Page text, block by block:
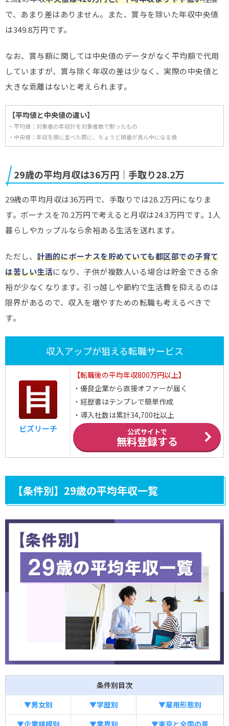
で、あまり差はありません。また、賞与を除いた年収中央値
は349.8万円です。
なお、賞与額に関しては中央値のデータがなく平均額で代用
していますが、賞与除く年収の差は少なく、実際の中央値と
大きな乖離はないと考えられます。
【平均値と中央値の違い】
・平均値：対象者の年収計を対象者数で割ったもの
・中央値：年収を順に並べた際に、ちょうど順番が真ん中になる値
29歳の平均月収は36万円｜手取り28.2万
29歳の平均月収は36万円で、手取りでは28.2万円になりま
す。ボーナスを70.2万円で考えると月収は24.3万円です。1人
暮らしやカップルなら余裕ある生活を送れます。
ただし、 計画的にボーナスを貯めていても都区部での子育て
は苦しい生活になり、子供が複数人いる場合は貯金できる余
裕が少なくなります。引っ越しや節約で生活費を抑えるのは
限界があるので、収入を増やすための転職も考えるべきで
す。
収入アップが狙える転職サービス
ビズリーチ
【転職後の平均年収800万円以上】
・優良企業から直接オファーが届く
・経歴書はテンプレで簡単作成
・導入社数は累計34,700社以上
公式サイトで
無料登録する
【条件別】29歳の平均年収一覧
条件別目次
▼男女別
▼学歴別
▼雇用形態別